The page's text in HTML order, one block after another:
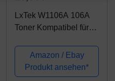
LxTek W1106A 106A
Toner Kompatibel für
Laser MFP 135wg
Toner für HP Laser
107w 107a 107r MFP
Amazon / Ebay
Produkt ansehen*